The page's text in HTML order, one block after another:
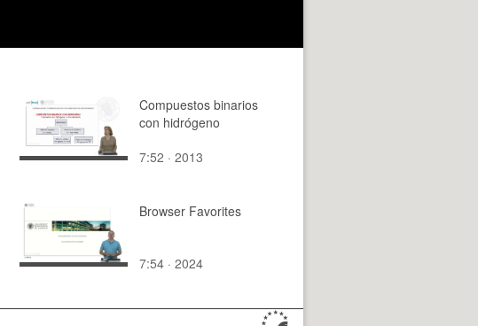
Compuestos binarios
con hidrógeno
7:52 · 2013
Browser Favorites
7:54 · 2024